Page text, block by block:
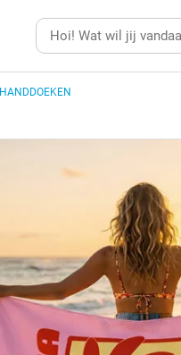
HANDDOEKEN